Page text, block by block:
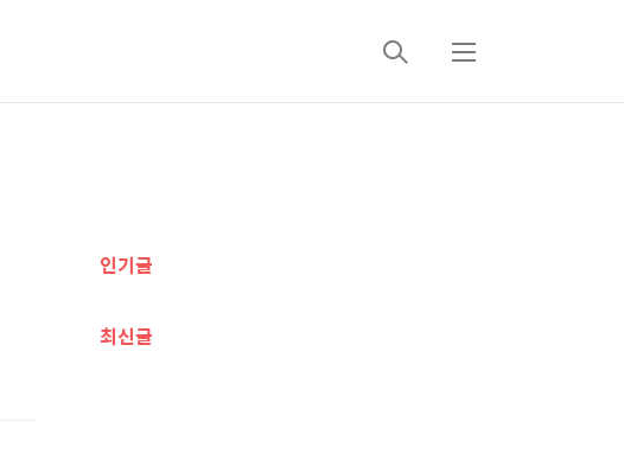
검
메
가
보
인기글
최신글